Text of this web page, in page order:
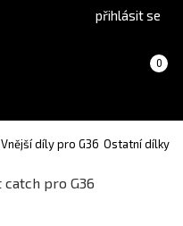
přihlásit se
Košík 0
(prázdný)
Vnější díly pro G36 Ostatní dílky